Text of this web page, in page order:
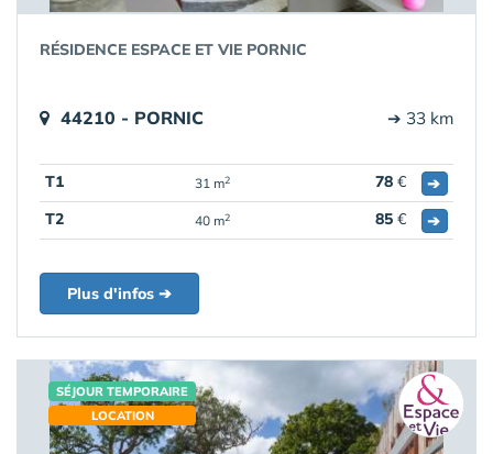
RÉSIDENCE ESPACE ET VIE PORNIC
44210 - PORNIC ➔ 33 km
T1 31 m2 78 €
➔
T2
40 m2 85 € ➔
Plus d'infos ➔
SÉJOUR TEMPORAIRE
LOCATION